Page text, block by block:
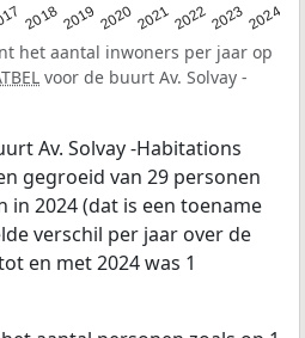
20182019 20202021202220232024
het aantal inwoners per jaar op
voor de buurt Av. Solvay -
Av. Solvay -Habitations
gegroeid van 29 personen
in 2024 (dat is een toename
verschil per jaar over de
en met 2024 was 1